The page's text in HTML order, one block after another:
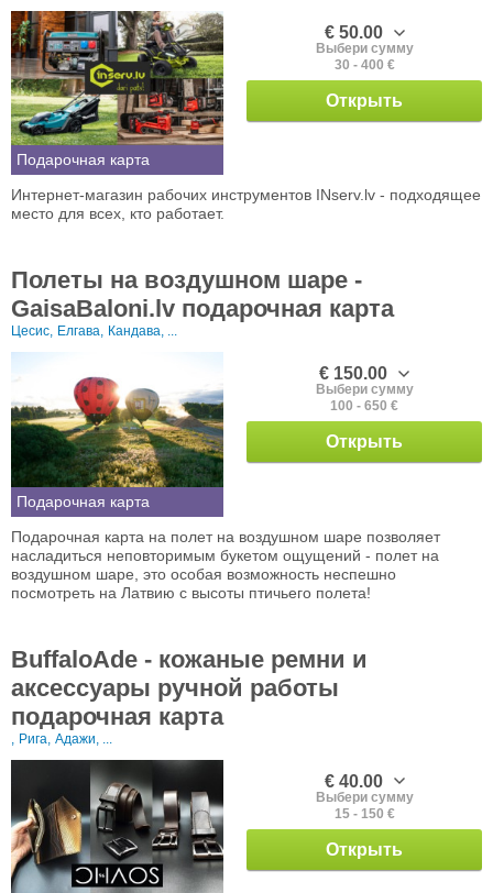
Подарочная карта
€ 50.00
Выбери сумму
30 - 400 €
Открыть
Интернет-магазин рабочих инструментов INserv.lv - подходящее
место для всех, кто работает.
Полеты на воздушном шаре -
GaisaBaloni.lv подарочная карта
Цесис, Елгава, Кандавa, ...
Подарочная карта
€ 150.00
Выбери сумму
100 - 650 €
Открыть
Подарочная карта на полет на воздушном шаре позволяет
насладиться неповторимым букетом ощущений - полет на
воздушном шаре, это особая возможность неспешно
посмотреть на Латвию с высоты птичьего полета!
BuffaloAde - кожаные ремни и
аксессуары ручной работы
подарочная карта
Рига, Адажи, ...
€ 40.00
Выбери сумму
15 - 150 €
Открыть